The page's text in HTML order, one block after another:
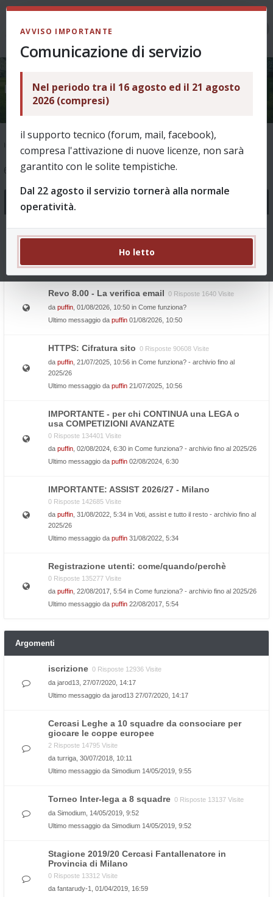
Edizione 2018/19
Indice
6 argomenti
Novità Revo 8.00 - Stagione 2026/27
0 Risposte 1608 Visite
, 01/08/2026, 10:52 inCome funziona?
Ultimo messaggio da puffin 01/08/2026, 10:52
Revo 8.00 - La verifica email 0 Risposte 1640 Visite
da puffin , 01/08/2026, 10:50 in Come funziona?
Ultimo messaggio da puffin 01/08/2026, 10:50
HTTPS: Cifratura sito 0 Risposte 90608 Visite
da puffin , 21/07/2025, 10:56 in Come funziona? - archivio fino al
2025/26
Ultimo messaggio da puffin 21/07/2025, 10:56
IMPORTANTE - per chi CONTINUA una LEGA o
usa COMPETIZIONI AVANZATE
0 Risposte 134401 Visite
da puffin , 02/08/2024, 6:30 in Come funziona? - archivio fino al 2025/26
Ultimo messaggio da puffin 02/08/2024, 6:30
IMPORTANTE: ASSIST 2026/27 - Milano
0 Risposte 142685 Visite
da puffin , 31/08/2022, 5:34 in Voti, assist e tutto il resto - archivio fino al
2025/26
Ultimo messaggio da puffin 31/08/2022, 5:34
Registrazione utenti: come/quando/perchè
0 Risposte 135277 Visite
da puffin , 22/08/2017, 5:54 in Come funziona? - archivio fino al 2025/26
Ultimo messaggio da puffin 22/08/2017, 5:54
Argomenti
iscrizione 0 Risposte 12936 Visite
da jarod13 , 27/07/2020, 14:17
Ultimo messaggio da jarod13 27/07/2020, 14:17
Cercasi Leghe a 10 squadre da consociare per
giocare le coppe europee
2 Risposte 14795 Visite
da turriga , 30/07/2018, 10:11
Ultimo messaggio da Simodium 14/05/2019, 9:55
Torneo Inter-lega a 8 squadre 0 Risposte 13137 Visite
da Simodium , 14/05/2019, 9:52
Ultimo messaggio da Simodium 14/05/2019, 9:52
Stagione 2019/20 Cercasi Fantallenatore in
Provincia di Milano
0 Risposte 13312 Visite
da fantarudy-1
, 01/04/2019, 16:59
AVVISO IMPORTANTE
Comunicazione di servizio
Nel periodo tra il 16 agosto ed il 21 agosto
2026 (compresi)
il supporto tecnico (forum, mail, facebook),
compresa l'attivazione di nuove licenze, non sarà
garantito con le solite tempistiche.
Dal 22 agosto il servizio tornerà alla normale
operatività.
Ho letto